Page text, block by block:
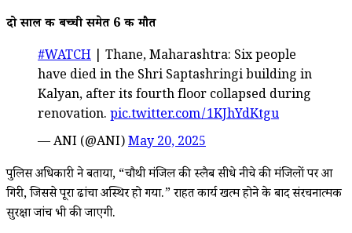
दो साल की बच्ची समेत 6 की मौत
#WATCH | Thane, Maharashtra: Six people
have died in the Shri Saptashringi building in
Kalyan, after its fourth floor collapsed during
renovation. pic.twitter.com/1KJhYdKtgu
— ANI (@ANI)May 20, 2025
पुलिस अधिकारी ने बताया, “चौथी मंजिल की स्लैब सीधे नीचे की मंजिलों पर आ
गिरी, जिससे पूरा ढांचा अस्थिर हो गया.” राहत कार्य खत्म होने के बाद संरचनात्मक
सुरक्षा जांच भी की जाएगी.